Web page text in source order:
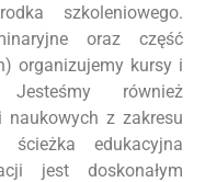
szkoleniowego.
oraz część
organizujemy kursy i
również
z zakresu
ścieżka edukacyjna
jest doskonałym